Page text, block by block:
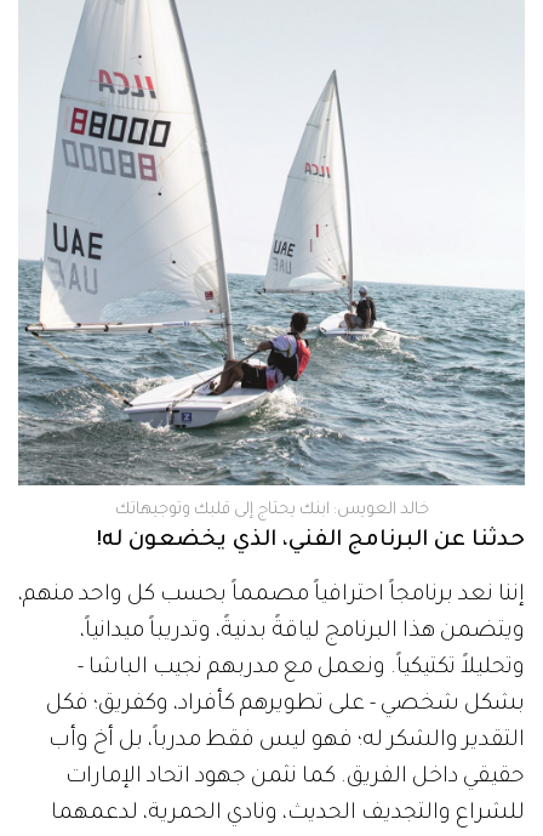
خالد العويس: ابنك يحتاج إلى قلبك وتوجيهاتك
حدثنا عن البرنامج الفني، الذي يخضعون له!
إننا نعد برنامجاً احترافياً مصمماً بحسب كل واحد منهم،
ويتضمن هذا البرنامج لياقةً بدنيةً، وتدريباً ميدانياً،
وتحليلاً تكتيكياً. ونعمل مع مدربهم نجيب الباشا -
بشكل شخصي - على تطويرهم كأفراد، وكفريق؛ فكل
التقدير والشكر له؛ فهو ليس فقط مدرباً، بل أخ وأب
حقيقي داخل الفريق. كما نثمن جهود اتحاد الإمارات
للشراع والتجديف الحديث، ونادي الحمرية، لدعمهما